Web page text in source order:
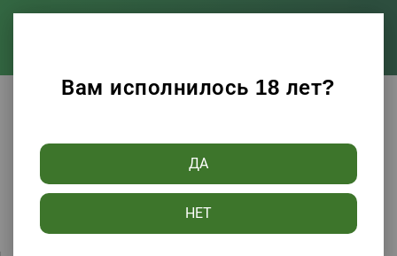
Вам исполнилось 18 лет?
ДА
НЕТ
Сортировать по: